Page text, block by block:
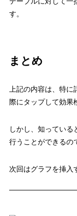
す。
まとめ
上記の内容は、特
際にタップして効果
しかし、知ってい
行うことができるの
次回はグラフを挿入